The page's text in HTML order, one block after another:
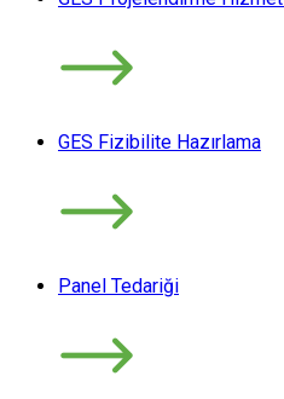
GES Fizibilite Hazırlama
Panel Tedariği